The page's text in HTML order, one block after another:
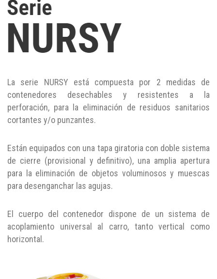
La serie NURSY está compuesta por 2 medidas de
contenedores desechables y resistentes a la
perforación, para la eliminación de residuos sanitarios
cortantes y/o punzantes.
Están equipados con una tapa giratoria con doble sistema
de cierre (provisional y definitivo), una amplia apertura
para la eliminación de objetos voluminosos y muescas
para desenganchar las agujas.
El cuerpo del contenedor dispone de un sistema de
acoplamiento universal al carro, tanto vertical como
horizontal.